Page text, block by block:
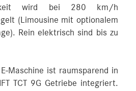
wird bei 280 km/h
(Limousine mit optionalem
Rein elektrisch sind bis zu
Maschine ist raumsparend in
TCT 9G Getriebe integriert.